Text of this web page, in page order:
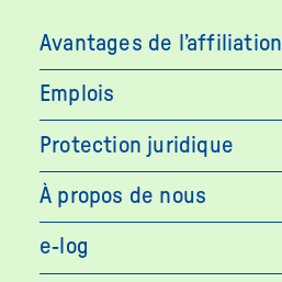
Avantages de l’affiliation
Emplois
Protection juridique
À propos de nous
e-log